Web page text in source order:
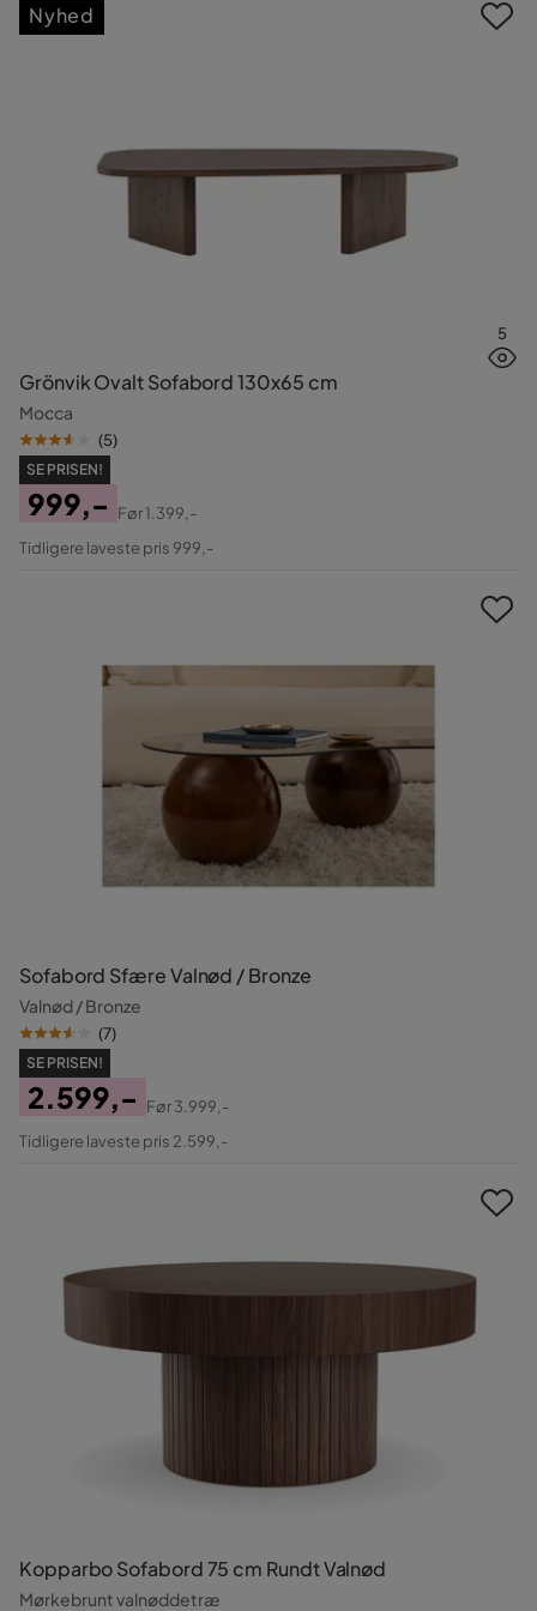
5
Grönvik Ovalt Sofabord 130x65 cm
Mocca
(5)
SE PRISEN!
Pris
999,-
Original
Før1.399,-
Tidligere laveste pris 999,-
Nyhed
Sofabord Sfære Valnød / Bronze
Valnød / Bronze
(7)
SE PRISEN!
Pris
2.599,-
Original
Før3.999,-
Tidligere laveste pris 2.599,-
Kopparbo Sofabord 75 cm Rundt Valnød
Mørkebrunt valnøddetræ